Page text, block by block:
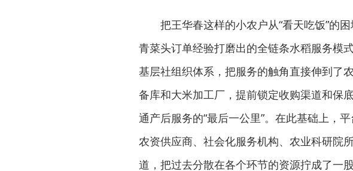
把王华春这样的小农户从“看天吃饭”的
青菜头订单经验打磨出的全链条水稻服务模
基层社组织体系，把服务的触角直接伸到了
备库和大米加工厂，提前锁定收购渠道和保
通产后服务的“最后一公里”。在此基础上，
农资供应商、社会化服务机构、农业科研院
道，把过去分散在各个环节的资源拧成了一